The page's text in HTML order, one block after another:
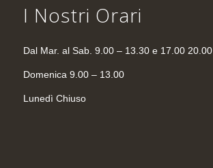
I Nostri Orari
Dal Mar. al Sab. 9.00 – 13.30 e 17.00 20.00
Domenica 9.00 – 13.00
Lunedì Chiuso